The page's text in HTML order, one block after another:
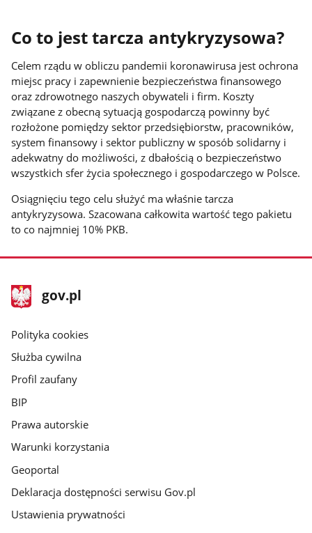
Co to jest tarcza antykryzysowa?
Celem rządu w obliczu pandemii koronawirusa jest ochrona
miejsc pracy i zapewnienie bezpieczeństwa finansowego
oraz zdrowotnego naszych obywateli i firm. Koszty
związane z obecną sytuacją gospodarczą powinny być
rozłożone pomiędzy sektor przedsiębiorstw, pracowników,
system finansowy i sektor publiczny w sposób solidarny i
adekwatny do możliwości, z dbałością o bezpieczeństwo
wszystkich sfer życia społecznego i gospodarczego w Polsce.
Osiągnięciu tego celu służyć ma właśnie tarcza
antykryzysowa. Szacowana całkowita wartość tego pakietu
to co najmniej 10% PKB.
stopka
gov.pl
Strona
gov.pl
gov.pl
Polityka cookies
Służba cywilna
Profil zaufany
BIP
Prawa autorskie
Warunki korzystania
Geoportal
Deklaracja dostępności serwisu Gov.pl
Ustawienia prywatności